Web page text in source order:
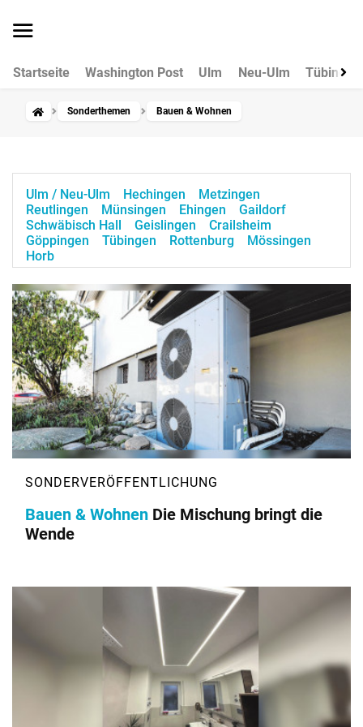
Startseite Washington Post Ulm Neu-Ulm Tübingen
Sonderthemen Bauen & Wohnen
Ulm / Neu-Ulm Hechingen
Metzingen
Reutlingen
Münsingen Ehingen
Gaildorf
Schwäbisch Hall
Geislingen
Crailsheim
Göppingen
Tübingen Rottenburg
Mössingen
Horb
Bauen & Wohnen Die Mischung bringt die
Wende